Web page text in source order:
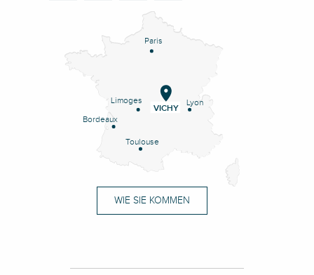
Paris
Lyon
Limoges
Bordeaux
Toulouse
VICHY
WIE SIE KOMMEN